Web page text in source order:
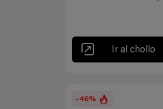
Ir al chollo
-46%